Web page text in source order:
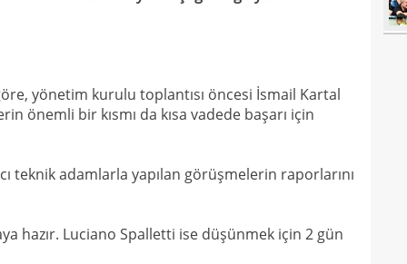
yönetim kurulu toplantısı öncesi İsmail Kartal
önemli bir kısmı da kısa vadede başarı için
teknik adamlarla yapılan görüşmelerin raporlarını
hazır. Luciano Spalletti ise düşünmek için 2 gün